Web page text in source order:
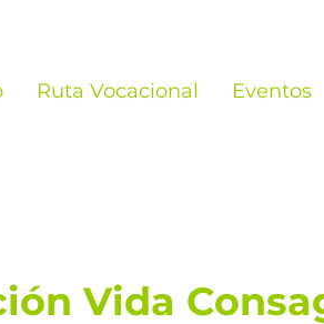
Ruta Vocacional Eventos
Vida